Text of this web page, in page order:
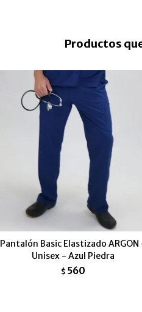
Productos
Pantalón Basic Elastizado ARGON
Unisex - Azul Piedra
$ 560